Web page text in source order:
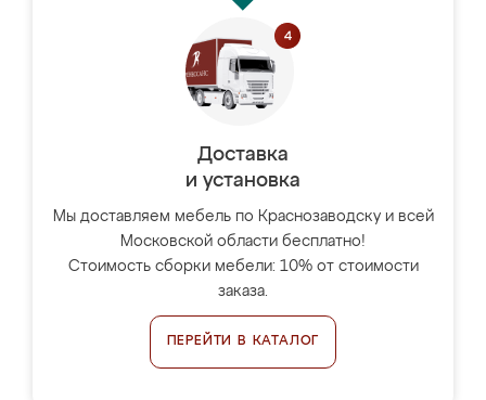
Доставка
и установка
Мы доставляем мебель по Краснозаводску и всей
Московской области бесплатно!
Стоимость сборки мебели: 10% от стоимости
заказа.
ПЕРЕЙТИ В КАТАЛОГ